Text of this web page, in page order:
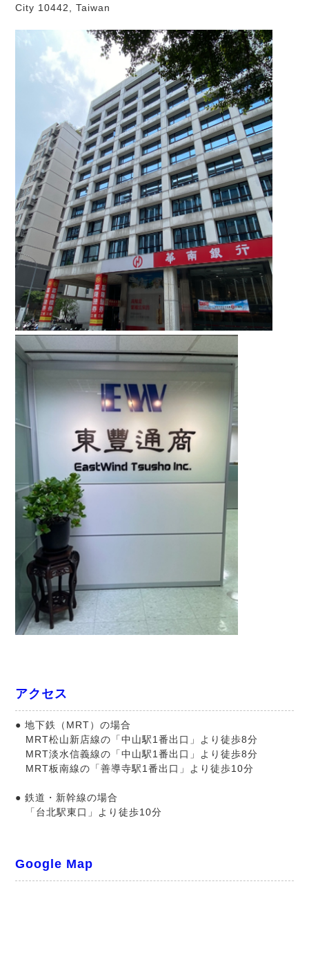
City 10442, Taiwan
アクセス
● 地下鉄（MRT）の場合
MRT松山新店線の「中山駅1番出口」より徒歩8分
MRT淡水信義線の「中山駅1番出口」より徒歩8分
MRT板南線の「善導寺駅1番出口」より徒歩10分
● 鉄道・新幹線の場合
「台北駅東口」より徒歩10分
Google Map